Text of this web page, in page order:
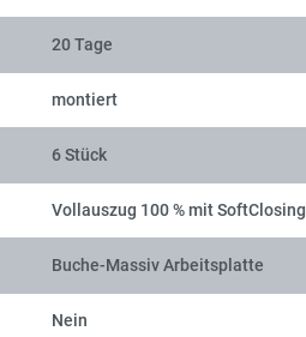
20 Tage
montiert
6 Stück
Vollauszug 100 % mit SoftClosing
Buche-Massiv Arbeitsplatte
Nein